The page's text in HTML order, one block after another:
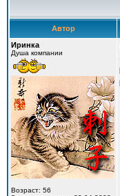
Автор
Иринка
Душа компании
Возраст: 56